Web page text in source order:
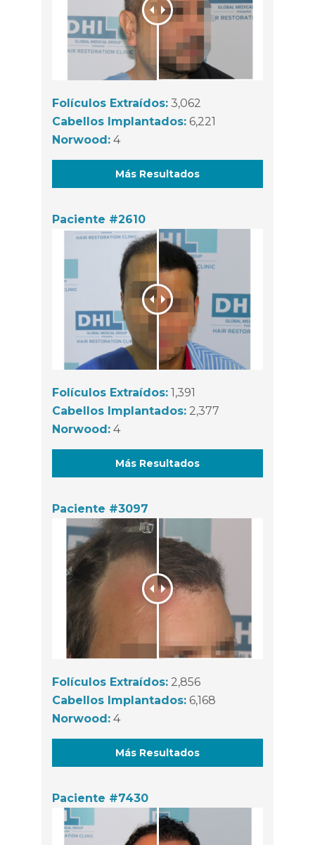
Folículos Extraídos: 3,062
Cabellos Implantados: 6,221
Norwood: 4
Más Resultados
Paciente #2610
Folículos Extraídos: 1,391
Cabellos Implantados: 2,377
Norwood: 4
Más Resultados
Paciente #3097
Folículos Extraídos: 2,856
Cabellos Implantados: 6,168
Norwood: 4
Más Resultados
Paciente #7430